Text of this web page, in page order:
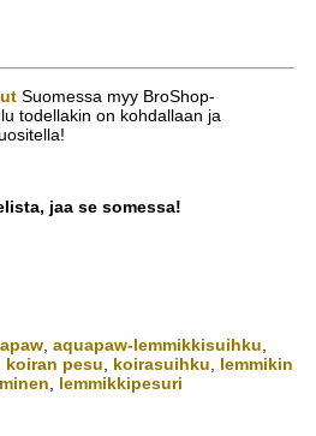
Suomessa myy BroShop-
todellakin on kohdallaan ja
jaa se somessa!
aquapaw-lemmikkisuihku
koiran pesu koirasuihku
lemmikin
lemmikkipesuri